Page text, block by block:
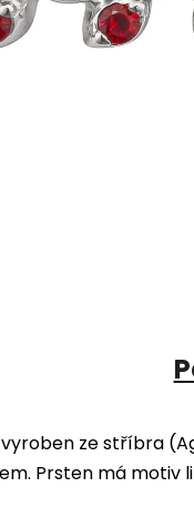
ze stříbra
Prsten má motiv